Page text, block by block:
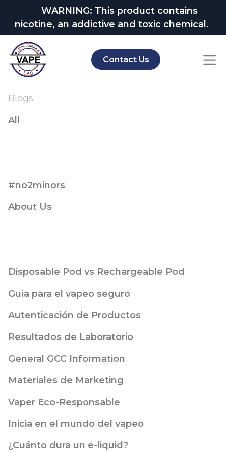
WARNING: This product contains
nicotine, an addictive and toxic chemical.
Contact Us
Blogs:
All
#no2minors
About Us
Disposable Pod vs Rechargeable Pod
Guía para el vapeo seguro
Autenticación de Productos
Resultados de Laboratorio
General GCC Information
Materiales de Marketing
Vaper Eco-Responsable
Inicia en el mundo del vapeo
¿Cuánto dura un e-liquid?